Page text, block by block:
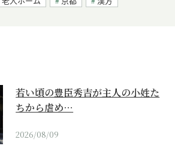
若い頃の豊臣秀吉が主人の小姓た
ちから虐め…
2026/08/09